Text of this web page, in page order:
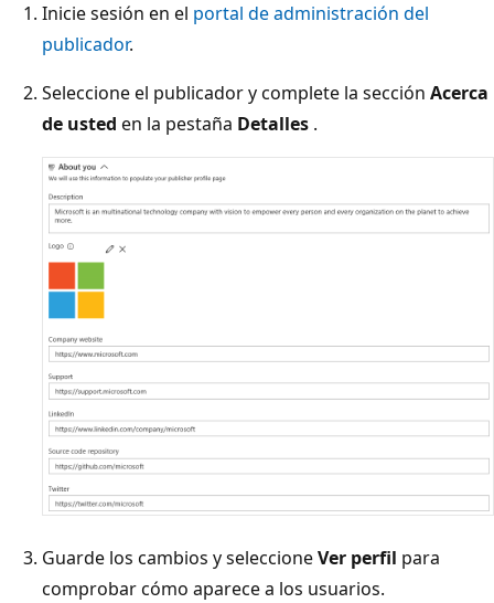
Inicie sesión en el portal de administración del
publicador.
Seleccione el publicador y complete la sección Acerca
de usted en la pestaña Detalles .
Guarde los cambios y seleccioneVer perfil para
comprobar cómo aparece a los usuarios.